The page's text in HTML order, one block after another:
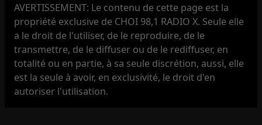
AVERTISSEMENT: Le contenu de cette page est la
propriété exclusive de CHOI 98,1 RADIO X. Seule elle
a le droit de l'utiliser, de le reproduire, de le
transmettre, de le diffuser ou de le rediffuser, en
totalité ou en partie, à sa seule discrétion, aussi, elle
est la seule à avoir, en exclusivité, le droit d'en
autoriser l'utilisation.